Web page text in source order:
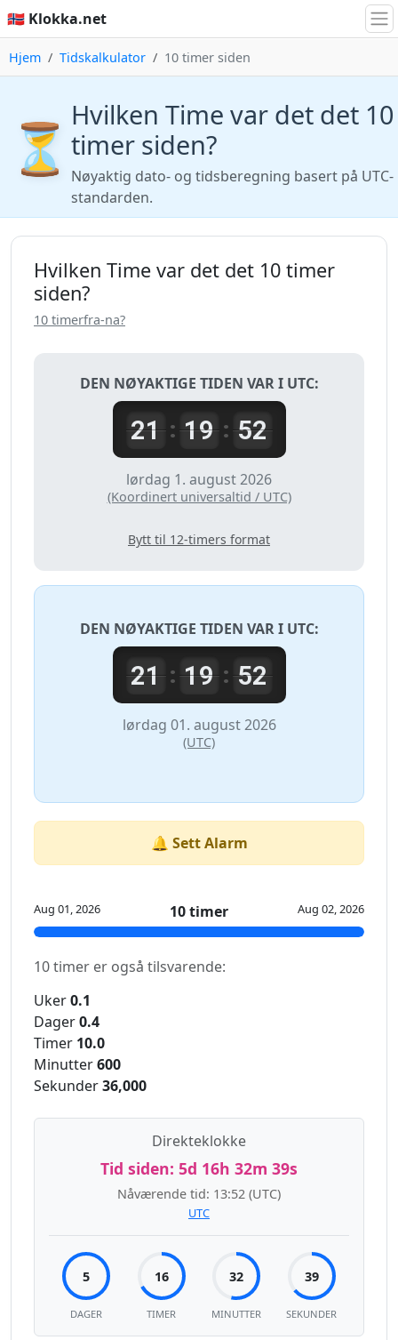
🇳🇴 Klokka.net
Hjem Tidskalkulator 10 timer siden
⏳ Hvilken Time var det det 10
timer siden?
Nøyaktig dato- og tidsberegning basert på UTC-
standarden.
Hvilken Time var det det 10 timer
siden?
10 timerfra-na?
DEN NØYAKTIGE TIDEN VAR I UTC:
21: 19: 52
lørdag 1. august 2026
(Koordinert universaltid / UTC)
Bytt til 12-timers format
DEN NØYAKTIGE TIDEN VAR I UTC:
21: 19: 52
lørdag 01. august 2026
(UTC)
🔔 Sett Alarm
Aug 01, 2026 10 timer Aug 02, 2026
10 timer er også tilsvarende:
Uker0.1
Dager0.4
Timer 10.0
Minutter600
Sekunder36,000
Direkteklokke
Tid siden: 5d 16h 32m 39s
Nåværende tid: 13:52 (UTC)
UTC
5
DAGER
16
TIMER
32
MINUTTER
39
SEKUNDER